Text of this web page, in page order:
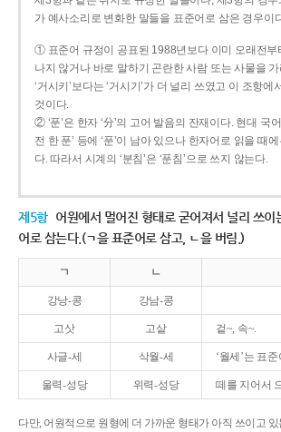
가 예사소리로 변화한 말들을 표준어로 삼은 경우이
① 표준어 규정이 공표된 1988년보다 이미 오래전부
나지 않거나 바로 말하기 곤란한 사람 또는 사물을
‘거시키’보다는 ‘거시기’가 더 널리 쓰였고 이 조항
것이다.
② ‘푼’은 한자 ‘分’의 고어 발음의 잔재이다. 현대 국어
전 한 푼’ 등에 ‘푼’이 남아 있으나 한자어로 읽을 때에
다. 따라서 시계의 ‘분침’은 ‘푼침’으로 쓰지 않는다.
제5항 어원에서 멀어진 형태로 굳어져서 널리 쓰이
어로 삼는다.(ㄱ을 표준어로 삼고, ㄴ을 버림.)
ㄱ ㄴ
강낭-콩 강남-콩
고삿 고샅 겉~, 속~.
사글-세 삭월-세 ‘월세’는 표준
울력-성당 위력-성당 떼를 지어서
다만, 어원적으로 원형에 더 가까운 형태가 아직 쓰이고